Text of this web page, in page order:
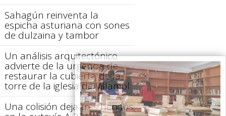
Sahagún reinventa la
espicha asturiana con sones
de dulzaina y tambor
Un análisis arquitectónico
advierte de la urgencia de
restaurar la cubierta de la
torre de la iglesia de Villamol
Una colisión deja tres heridos